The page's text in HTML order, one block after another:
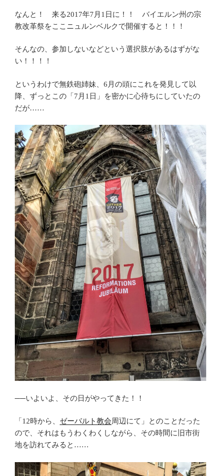
なんと！ 来る2017年7月1日に！！ バイエルン州の宗
教改革祭をここニュルンベルクで開催すると！！！
そんなの、参加しないなどという選択肢があるはずがな
い！！！！
というわけで無鉄砲姉妹、6月の頭にこれを発見して以
降、ずっとこの「7月1日」を密かに心待ちにしていたの
だが……
──いよいよ、その日がやってきた！！
「12時から、 ゼーバルト教会周辺にて」とのことだった
ので、それはもうわくわくしながら、その時間に旧市街
地を訪れてみると……